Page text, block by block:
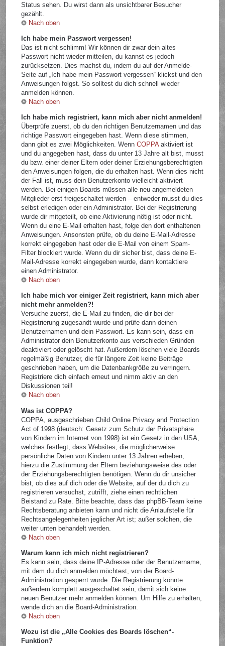
Status sehen. Du wirst dann als unsichtbarer Besucher
gezählt.
Nach oben
Ich habe mein Passwort vergessen!
Das ist nicht schlimm! Wir können dir zwar dein altes
Passwort nicht wieder mitteilen, du kannst es jedoch
zurücksetzen. Dies machst du, indem du auf der Anmelde-
Seite auf „Ich habe mein Passwort vergessen“ klickst und den
Anweisungen folgst. So solltest du dich schnell wieder
anmelden können.
Nach oben
Ich habe mich registriert, kann mich aber nicht anmelden!
Überprüfe zuerst, ob du den richtigen Benutzernamen und das
richtige Passwort eingegeben hast. Wenn diese stimmen,
dann gibt es zwei Möglichkeiten. WennCOPPAaktiviert ist
und du angegeben hast, dass du unter 13 Jahre alt bist, musst
du bzw. einer deiner Eltern oder deiner Erziehungsberechtigten
den Anweisungen folgen, die du erhalten hast. Wenn dies nicht
der Fall ist, muss dein Benutzerkonto vielleicht aktiviert
werden. Bei einigen Boards müssen alle neu angemeldeten
Mitglieder erst freigeschaltet werden – entweder musst du dies
selbst erledigen oder ein Administrator. Bei der Registrierung
wurde dir mitgeteilt, ob eine Aktivierung nötig ist oder nicht.
Wenn du eine E-Mail erhalten hast, folge den dort enthaltenen
Anweisungen. Ansonsten prüfe, ob du deine E-Mail-Adresse
korrekt eingegeben hast oder die E-Mail von einem Spam-
Filter blockiert wurde. Wenn du dir sicher bist, dass deine E-
Mail-Adresse korrekt eingegeben wurde, dann kontaktiere
einen Administrator.
Nach oben
Ich habe mich vor einiger Zeit registriert, kann mich aber
nicht mehr anmelden?!
Versuche zuerst, die E-Mail zu finden, die dir bei der
Registrierung zugesandt wurde und prüfe dann deinen
Benutzernamen und dein Passwort. Es kann sein, dass ein
Administrator dein Benutzerkonto aus verschieden Gründen
deaktiviert oder gelöscht hat. Außerdem löschen viele Boards
regelmäßig Benutzer, die für längere Zeit keine Beiträge
geschrieben haben, um die Datenbankgröße zu verringern.
Registriere dich einfach erneut und nimm aktiv an den
Diskussionen teil!
Nach oben
Was ist COPPA?
COPPA, ausgeschrieben Child Online Privacy and Protection
Act of 1998 (deutsch: Gesetz zum Schutz der Privatsphäre
von Kindern im Internet von 1998) ist ein Gesetz in den USA,
welches festlegt, dass Websites, die möglicherweise
persönliche Daten von Kindern unter 13 Jahren erheben,
hierzu die Zustimmung der Eltern beziehungsweise des oder
der Erziehungsberechtigten benötigen. Wenn du dir unsicher
bist, ob dies auf dich oder die Website, auf der du dich zu
registrieren versuchst, zutrifft, ziehe einen rechtlichen
Beistand zu Rate. Bitte beachte, dass das phpBB-Team keine
Rechtsberatung anbieten kann und nicht die Anlaufstelle für
Rechtsangelegenheiten jeglicher Art ist; außer solchen, die
weiter unten behandelt werden.
Nach oben
Warum kann ich mich nicht registrieren?
Es kann sein, dass deine IP-Adresse oder der Benutzername,
mit dem du dich anmelden möchtest, von der Board-
Administration gesperrt wurde. Die Registrierung könnte
außerdem komplett ausgeschaltet sein, damit sich keine
neuen Benutzer mehr anmelden können. Um Hilfe zu erhalten,
wende dich an die Board-Administration.
Nach oben
Wozu ist die „Alle Cookies des Boards löschen“-
Funktion?